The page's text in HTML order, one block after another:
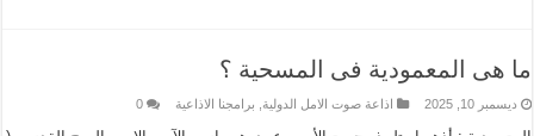
ما هى المعمودية فى المسحية ؟
ديسمبر 10, 2025 اذاعة صوت الامل الدولية برامجنا الاذاعية 0